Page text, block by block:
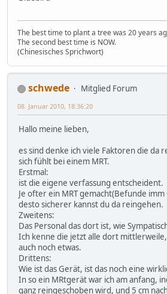
The best time to plant a tree was 20 years
The second best time is NOW.
(Chinesisches Sprichwort)
schwede
Mitglied Forum
08. Januar 2010, 18:36:20
Hallo meine lieben,
es sind denke ich viele Faktoren die da
sich fühlt bei einem MRT.
Erstmal:
ist die eigene verfassung entscheident.
Je ofter ein MRT gemacht(Befunde
desto sicherer kannst du da reingehen.
Zweitens:
Das Personal das dort ist, wie
Ich kenne die jetzt alle dort
auch noch etwas.
Drittens:
Wie ist das Gerät, ist das noch eine
In so ein MRtgerät war ich am anfang,
ganz reingeschoben wird, und 5 cm